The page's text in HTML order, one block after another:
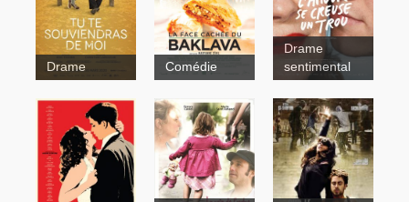
Pédalo
Drame Comédie
Quand
l'amour se
creuse un
Drame
sentimental